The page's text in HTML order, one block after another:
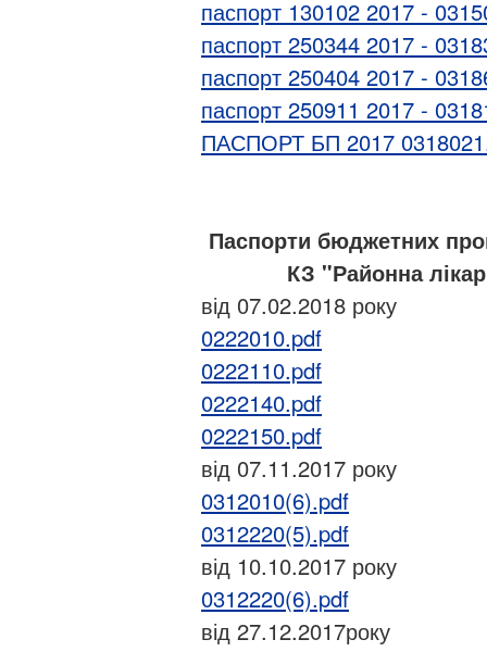
паспорт 130102 2017 -
паспорт 250344 2017 -
паспорт 250404 2017 -
паспорт 250911 2017 -
ПАСПОРТ БП 2017
Паспорти бюджетних
КЗ "Районна
від 07.02.2018 року
0222010.pdf
0222110.pdf
0222140.pdf
0222150.pdf
від 07.11.2017 року
0312010(6).pdf
0312220(5).pdf
від 10.10.2017 року
0312220(6).pdf
від 27.12.2017року